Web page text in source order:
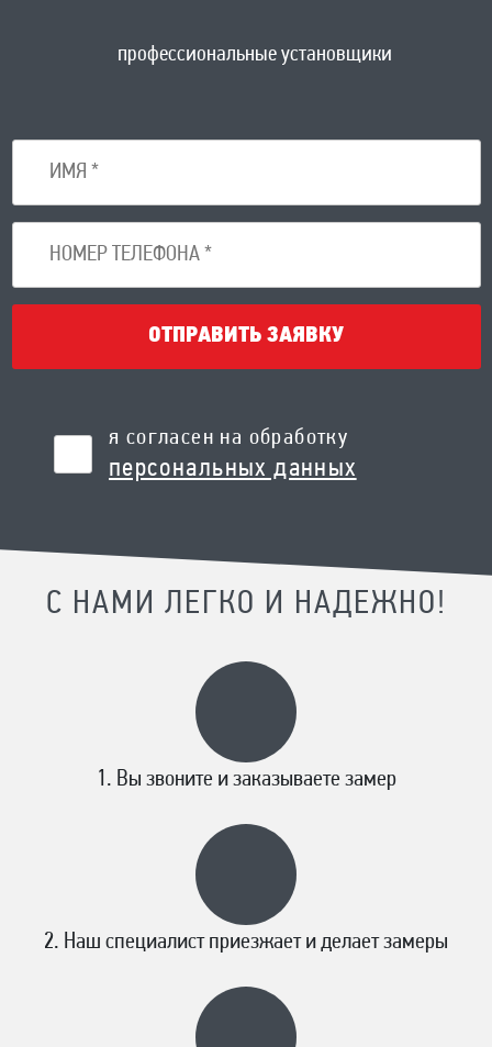
профессиональные установщики
ОТПРАВИТЬ ЗАЯВКУ
я согласен на обработку
персональных данных
С НАМИ ЛЕГКО И НАДЕЖНО!
Вы звоните и заказываете замер
Наш специалист приезжает и делает замеры